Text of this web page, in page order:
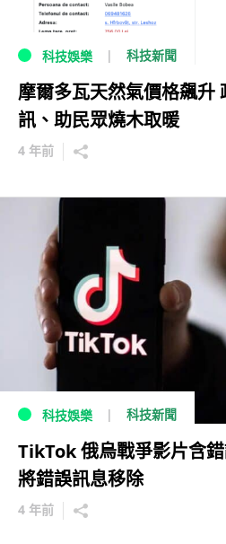
科技娛樂 科技新聞
摩爾多瓦天然氣價格飆升
訊、助民眾燒木取暖
4 年前
科技娛樂 科技新聞
TikTok 俄烏戰爭影片含
將錯誤訊息移除
4 年前